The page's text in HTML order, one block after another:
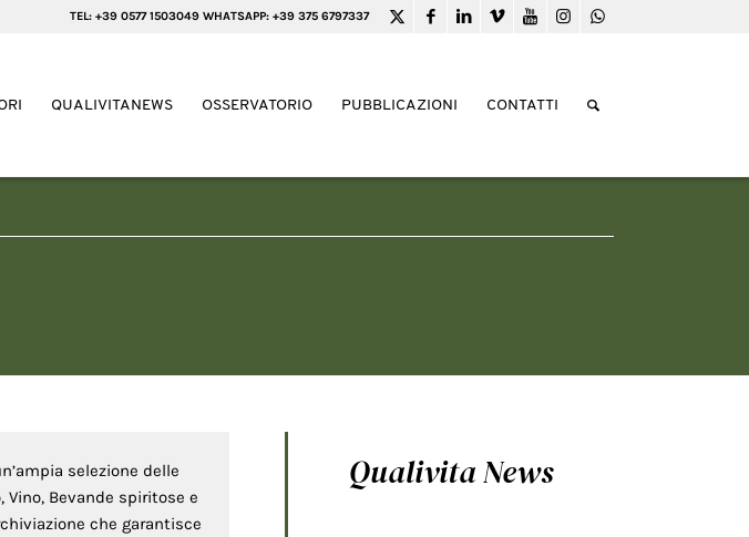
TEL: +39 0577 1503049 WHATSAPP: +39 375 6797337
QUALIVITANEWS OSSERVATORIO PUBBLICAZIONI CONTATTI
selezione delle
Vino, Bevande spiritose e
che garantisce
Qualivita News